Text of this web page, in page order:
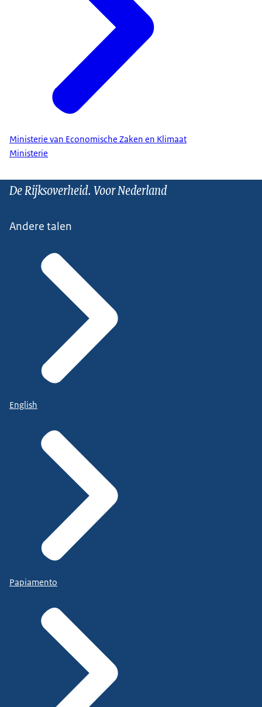
Ministerie van Economische Zaken en Klimaat
Ministerie
De Rijksoverheid. Voor Nederland
Andere talen
English
Papiamento